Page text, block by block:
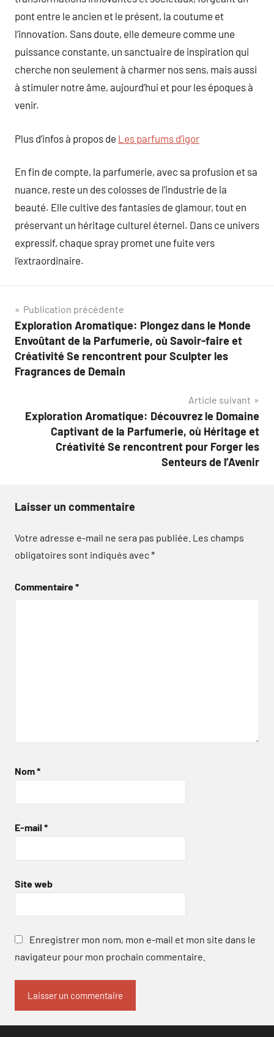
pont entre le ancien et le présent, la coutume et
l’innovation. Sans doute, elle demeure comme une
puissance constante, un sanctuaire de inspiration qui
cherche non seulement à charmer nos sens, mais aussi
à stimuler notre âme, aujourd’hui et pour les époques à
venir.
Plus d’infos à propos de Les parfums d’igor
En fin de compte, la parfumerie, avec sa profusion et sa
nuance, reste un des colosses de l’industrie de la
beauté. Elle cultive des fantasies de glamour, tout en
préservant un héritage culturel éternel. Dans ce univers
expressif, chaque spray promet une fuite vers
l’extraordinaire.
Navigation
de
l’article
Publication précédente
Exploration Aromatique: Plongez dans le Monde
Envoûtant de la Parfumerie, où Savoir-faire et
Créativité Se rencontrent pour Sculpter les
Fragrances de Demain
Article suivant
Exploration Aromatique: Découvrez le Domaine
Captivant de la Parfumerie, où Héritage et
Créativité Se rencontrent pour Forger les
Senteurs de l’Avenir
Laisser un commentaire
Votre adresse e-mail ne sera pas publiée. Les champs
obligatoires sont indiqués avec*
Commentaire*
Nom*
E-mail *
Site web
Enregistrer mon nom, mon e-mail et mon site dans le
navigateur pour mon prochain commentaire.